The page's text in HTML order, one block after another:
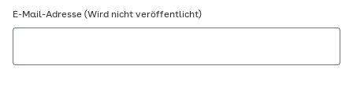
E-Mail-Adresse (Wird nicht veröffentlicht)